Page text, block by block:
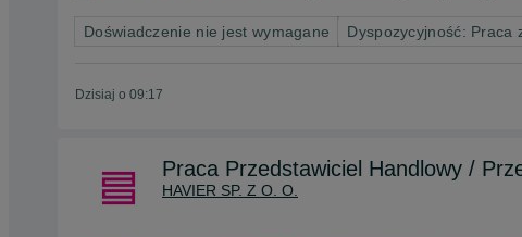
Doświadczenie nie jest wymagane Dyspozycyjność: Praca
Dzisiaj o 09:17
Praca Przedstawiciel Handlowy /
HAVIER SP. Z O. O.